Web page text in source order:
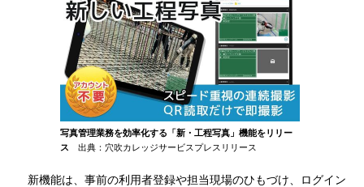
写真管理業務を効率化する「新・工程写真」機能をリリー
ス 出典：穴吹カレッジサービスプレスリリース
新機能は、事前の利用者登録や担当現場のひもづけ、ログイン